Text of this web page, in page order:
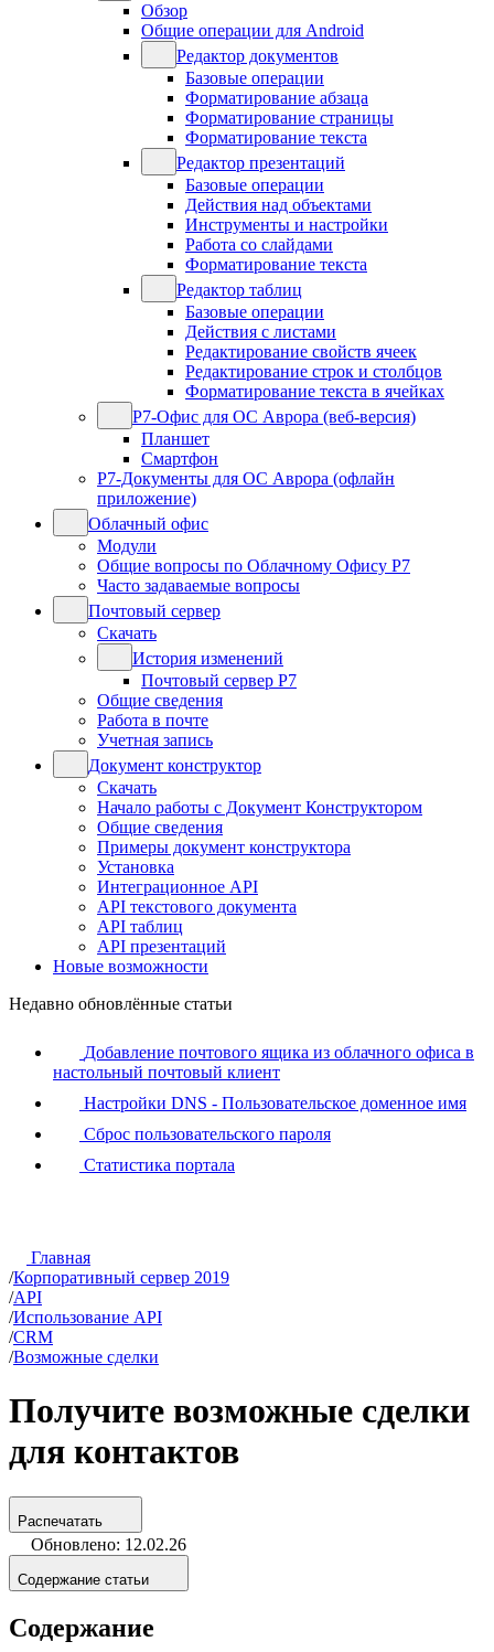
Обзор
Общие операции для Android
Редактор документов
Базовые операции
Форматирование абзаца
Форматирование страницы
Форматирование текста
Редактор презентаций
Базовые операции
Действия над объектами
Инструменты и настройки
Работа со слайдами
Форматирование текста
Редактор таблиц
Базовые операции
Действия с листами
Редактирование свойств ячеек
Редактирование строк и столбцов
Форматирование текста в ячейках
Р7-Офис для ОС Аврора (веб-версия)
Планшет
Смартфон
Р7-Документы для ОС Аврора (офлайн
приложение)
Облачный офис
Модули
Общие вопросы по Облачному Офису Р7
Часто задаваемые вопросы
Почтовый сервер
Скачать
История изменений
Почтовый сервер Р7
Общие сведения
Работа в почте
Учетная запись
Документ конструктор
Скачать
Начало работы с Документ Конструктором
Общие сведения
Примеры документ конструктора
Установка
Интеграционное API
API текстового документа
API таблиц
API презентаций
Новые возможности
Недавно обновлённые статьи
Добавление почтового ящика из облачного офиса в
настольный почтовый клиент
Настройки DNS - Пользовательское доменное имя
Сброс пользовательского пароля
Статистика портала
Главная
/Корпоративный сервер 2019
/API
/Использование API
/CRM
/Возможные сделки
Получите возможные сделки
для контактов
Распечатать
Обновлено: 12.02.26
Содержание статьи
Содержание